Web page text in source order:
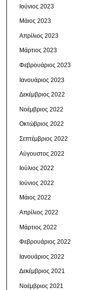
Ιούνιος 2023
Μάιος 2023
Απρίλιος 2023
Μάρτιος 2023
Φεβρουάριος 2023
Ιανουάριος 2023
Δεκέμβριος 2022
Νοέμβριος 2022
Οκτώβριος 2022
Σεπτέμβριος 2022
Αύγουστος 2022
Ιούλιος 2022
Ιούνιος 2022
Μάιος 2022
Απρίλιος 2022
Μάρτιος 2022
Φεβρουάριος 2022
Ιανουάριος 2022
Δεκέμβριος 2021
Νοέμβριος 2021